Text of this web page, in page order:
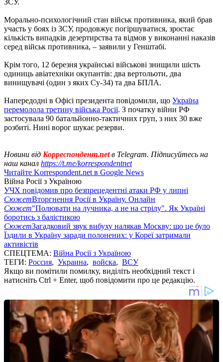
Морально-психологічний стан військ противника, який брав
участь у боях із ЗСУ, продовжує погіршуватися, зростає
кількість випадків дезертирства та відмов у виконанні наказів
серед військ противника, – заявили у Генштабі.
Крім того, 12 березня українські військові знищили шість
одиниць авіатехніки окупантів: два вертольоти, два
винищувачі (один з яких Су-34) та два БПЛА.
Напередодні в Офісі президента повідомили, що Україна
перемолола третину війська Росії. З початку війни РФ
застосувала 90 батальйонно-тактичних груп, з них 30 вже
розбиті. Нині ворог шукає резерви.
Новини від Корреспондент.netв Telegram. Підписуйтесь на
наш канал https://t.me/korrespondentnet
Читайте Korrespondent.net в Google News
Війна Росії з Україною
УЧХ повідомив про безпрецедентні атаки РФ у липні
СюжетВторгнення Росії в Україну. Онлайн
Сюжет"Полювати на лучника, а не на стрілу". Як Україні
боротись з балістикою
СюжетЗагадковий звук вибуху налякав Москву: що це було
Їздили в Україну заради полонених: у Кореї затримали
активістів
СПЕЦТЕМА: Війна Росії з Україною
ТЕГИ: Россия, Украина, войска, ВСУ
Якщо ви помітили помилку, виділіть необхідний текст і
натисніть Ctrl + Enter, щоб повідомити про це редакцію.